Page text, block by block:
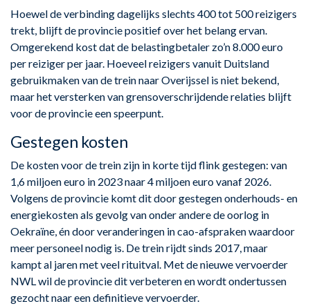
Hoewel de verbinding dagelijks slechts 400 tot 500 reizigers
trekt, blijft de provincie positief over het belang ervan.
Omgerekend kost dat de belastingbetaler zo’n 8.000 euro
per reiziger per jaar. Hoeveel reizigers vanuit Duitsland
gebruikmaken van de trein naar Overijssel is niet bekend,
maar het versterken van grensoverschrijdende relaties blijft
voor de provincie een speerpunt.
Gestegen kosten
De kosten voor de trein zijn in korte tijd flink gestegen: van
1,6 miljoen euro in 2023 naar 4 miljoen euro vanaf 2026.
Volgens de provincie komt dit door gestegen onderhouds- en
energiekosten als gevolg van onder andere de oorlog in
Oekraïne, én door veranderingen in cao-afspraken waardoor
meer personeel nodig is. De trein rijdt sinds 2017, maar
kampt al jaren met veel rituitval. Met de nieuwe vervoerder
NWL wil de provincie dit verbeteren en wordt ondertussen
gezocht naar een definitieve vervoerder.